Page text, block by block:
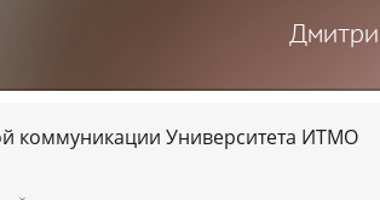
коммуникации Университета ИТМО